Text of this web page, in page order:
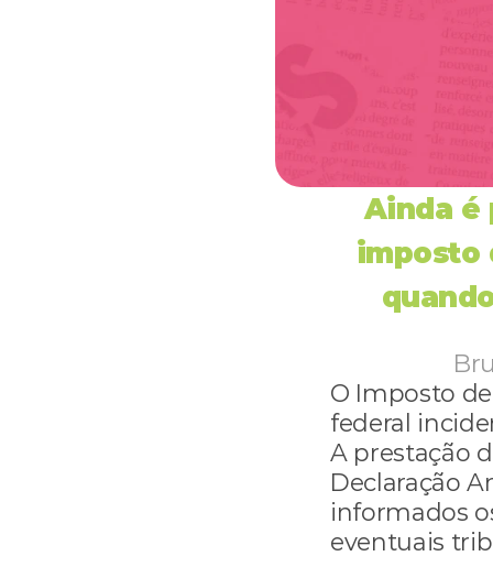
Ainda é
imposto
O Imposto
federal
A prestação
Declaração
informados
eventuais